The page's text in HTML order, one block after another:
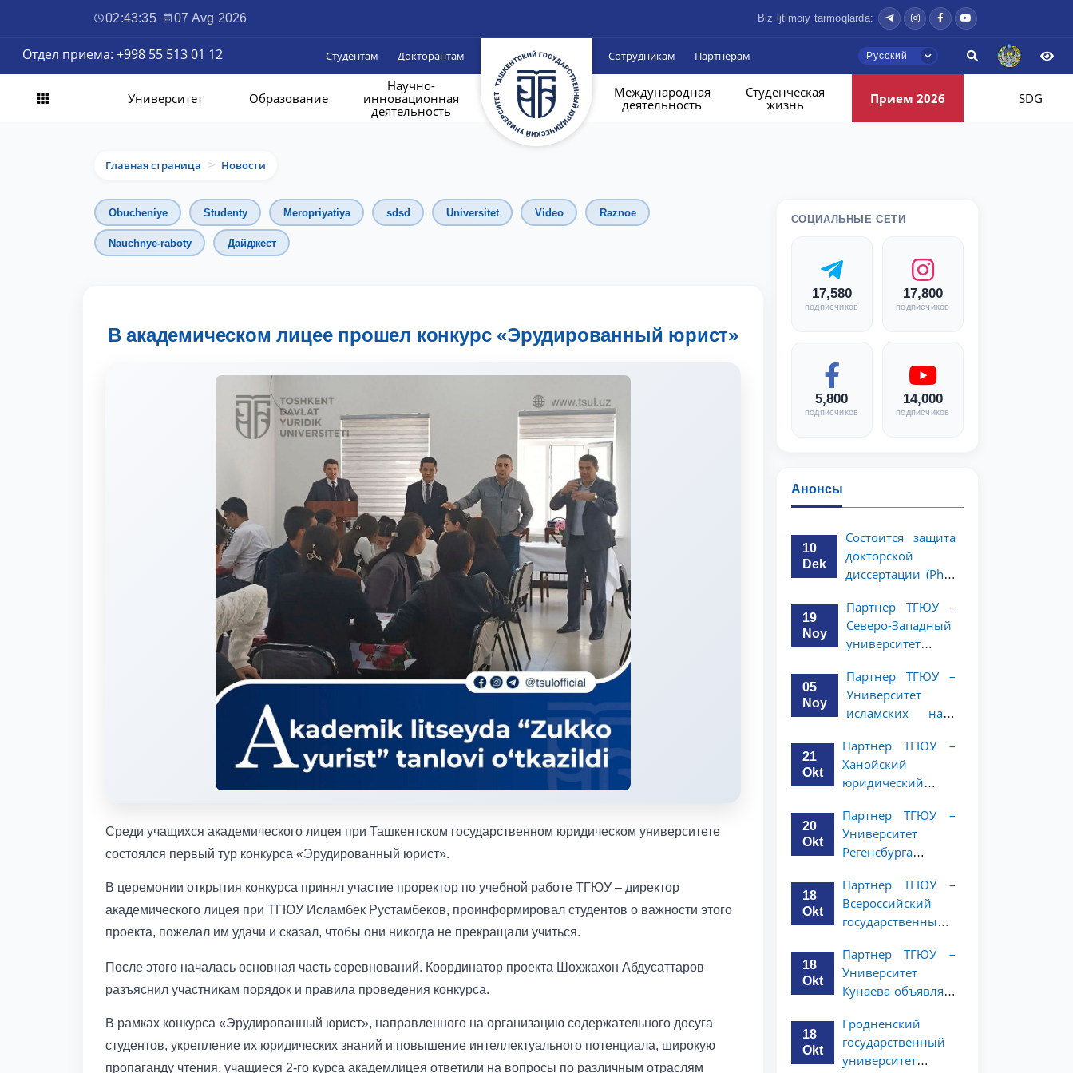
02:43:36 · 07 Avg 2026 Biz ijtimoiy tarmoqlarda:
Отдел приема: +998 55 513 01 12 Студентам Докторантам Сотрудникам Партнерам Русский
Университет Образование
Научно-
инновационная
деятельность
Международная
деятельность
Студенческая
жизнь
Прием 2026 SDG
Главная страница > Новости
Obucheniye Studenty Meropriyatiya sdsd Universitet Video Raznoe
Nauchnye-raboty Дайджест
В академическом лицее прошел конкурс «Эрудированный юрист»
Среди учащихся академического лицея при Ташкентском государственном юридическом университете
состоялся первый тур конкурса «Эрудированный юрист».
В церемонии открытия конкурса принял участие проректор по учебной работе ТГЮУ – директор
академического лицея при ТГЮУ Исламбек Рустамбеков, проинформировал студентов о важности этого
проекта, пожелал им удачи и сказал, чтобы они никогда не прекращали учиться.
После этого началась основная часть соревнований. Координатор проекта Шохжахон Абдусаттаров
разъяснил участникам порядок и правила проведения конкурса.
В рамках конкурса «Эрудированный юрист», направленного на организацию содержательного досуга
студентов, укрепление их юридических знаний и повышение интеллектуального потенциала, широкую
пропаганду чтения, учащиеся 2-го курса академлицея ответили на вопросы по различным отраслям
СОЦИАЛЬНЫЕ СЕТИ
17,580
подписчиков
17,800
подписчиков
5,800
подписчиков
14,000
подписчиков
Анонсы
10
Dek
Состоится защита
докторской
диссертации (PhD)
19
Noy
Партнер ТГЮУ –
Северо-Западный
университет
права Китайской
Народной
Республики
объявляет
программу
академической
мобильности для
студентов 2–3
курсов
05
Noy
Партнер ТГЮУ –
Университет
исламских наук
объявляет
программу
академической
студентов 2–3
курсов ТГЮУ
21
Okt
Партнер ТГЮУ –
Ханойский
юридический
объявляет
программу
академической
студентов 2–3
курсов
20
Okt
Партнер ТГЮУ –
Университет
Регенсбурга
программу
академической
мобильности для
курсов
18
Okt
Партнер ТГЮУ –
Всероссийский
государственный
юстиции
объявляет
программу
мобильности для
студентов 2–3
курсов ТГЮУ
18
Okt
Партнер ТГЮУ –
Университет
Кунаева объявляет
академической
мобильности для
студентов 2–3
18
Okt
Гродненский
государственный
университет